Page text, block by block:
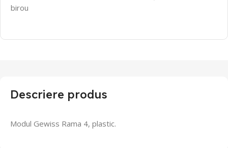
birou
Descriere produs
Modul Gewiss Rama 4, plastic.